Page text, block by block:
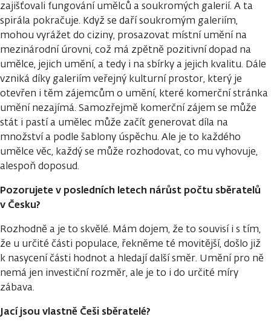
zajišťovali fungování umělců a soukromých galerií. A ta
spirála pokračuje. Když se daří soukromým galeriím,
mohou vyrážet do ciziny, prosazovat místní umění na
mezinárodní úrovni, což má zpětně pozitivní dopad na
umělce, jejich umění, a tedy i na sbírky a jejich kvalitu. Dále
vzniká díky galeriím veřejný kulturní prostor, který je
otevřen i těm zájemcům o umění, které komerční stránka
umění nezajímá. Samozřejmě komerční zájem se může
stát i pastí a umělec může začít generovat díla na
množství a podle šablony úspěchu. Ale je to každého
umělce věc, každý se může rozhodovat, co mu vyhovuje,
alespoň doposud.
Pozorujete v posledních letech nárůst počtu sběratelů
v Česku?
Rozhodně a je to skvělé. Mám dojem, že to souvisí i s tím,
že u určité části populace, řekněme té movitější, došlo již
k nasycení části hodnot a hledají další směr. Umění pro ně
nemá jen investiční rozměr, ale je to i do určité míry
zábava.
Jací jsou vlastně Češi sběratelé?